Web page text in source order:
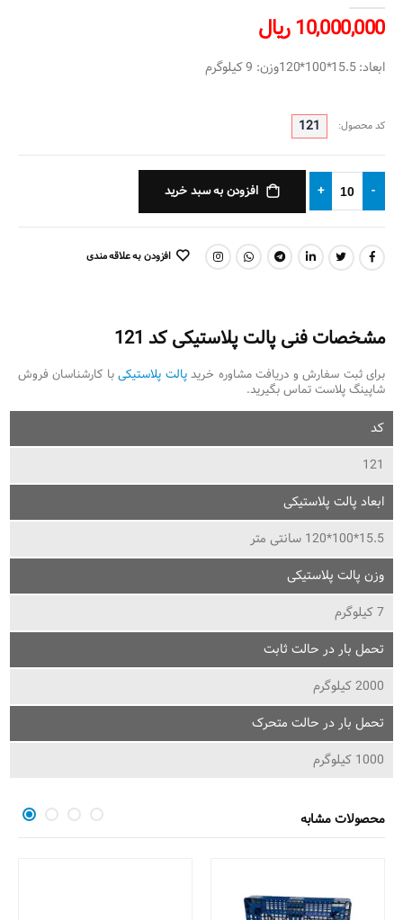
10,000,000 ریال
ابعاد: 15.5*100*120وزن: 9 کیلوگرم
کد محصول: 121
-
+ افزودن به سبد خرید
اشتراک گذاری: افزودن به علاقه مندی
مشخصات فنی پالت پلاستیکی کد 121
برای ثبت سفارش و دریافت مشاوره خریدپالت پلاستیکیبا کارشناسان فروش
شاپینگ پلاست تماس بگیرید.
کد
121
ابعاد پالت پلاستیکی
15.5*100*120 سانتی متر
وزن پالت پلاستیکی
7 کیلوگرم
تحمل بار در حالت ثابت
2000 کیلوگرم
تحمل بار در حالت متحرک
1000 کیلوگرم
محصولات مشابه